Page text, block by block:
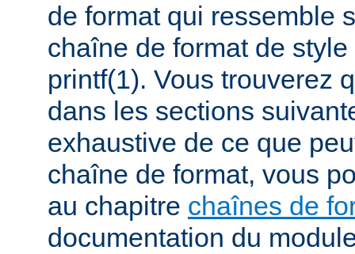
de format qui ressemble
chaîne de format de
printf(1). Vous trouverez
dans les sections
exhaustive de ce que
chaîne de format, vous
au chapitre chaînes de
documentation du